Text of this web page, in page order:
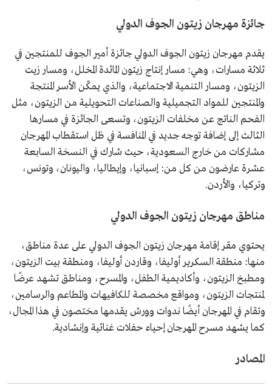
جائزة مهرجان زيتون الجوف الدولي
يقدم مهرجان زيتون الجوف الدولي جائزة أمير الجوف للمنتجين في
ثلاثة مسارات، وهي: مسار إنتاج زيتون المائدة المخلل، ومسار زيت
الزيتون، ومسار التنمية الاجتماعية، والذي يمكّن الأسر المنتجة
والمنتجين للمواد التجميلية والصناعات التحويلية من الزيتون، مثل
الفحم الناتج عن مخلفات الزيتون، وتسعى الجائزة في مسارها
الثالث إلى إضافة توجه جديد في المنافسة في ظل استقطاب المهرجان
مشاركات من خارج السعودية، حيث شارك في النسخة السابعة
عشرة عارضون من كل من: إسبانيا، وإيطاليا، واليونان، وتونس،
وتركيا، والأردن.
مناطق مهرجان زيتون الجوف الدولي
يحتوي مقر إقامة مهرجان زيتون الجوف الدولي على عدة مناطق،
منها: منطقة السكرير أوليفا، وقاردن أوليفا، ومنطقة بيت الزيتون،
ومطبخ الزيتون، وأكاديمية الطفل، والمسرح، ومناطق تشهد عرضًا
لمنتجات الزيتون، ومواقع مخصصة للكافيهات والمطاعم والرسامين،
وتقام في المهرجان أيضًا ندوات وورش يقدمها مختصون في هذا المجال،
كما يشهد مسرح المهرجان إحياء حفلات غنائية وإنشادية.
المصادر